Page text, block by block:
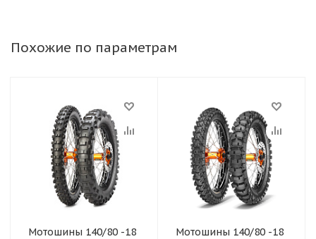
Похожие по параметрам
Мотошины 140/80 -18
Мотошины 140/80 -18